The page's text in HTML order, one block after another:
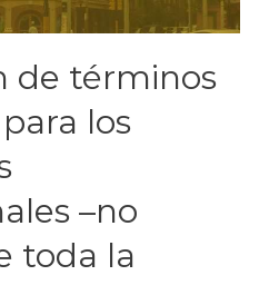
de términos
los
–no
toda la